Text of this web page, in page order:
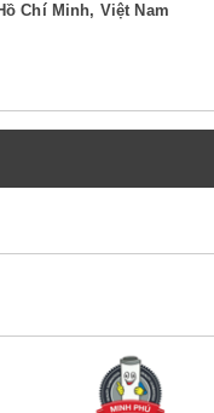
Chí Minh, Việt Nam